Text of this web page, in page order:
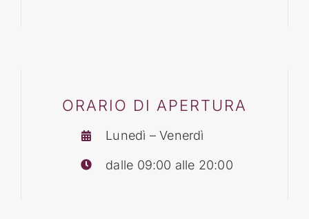
ORARIO DI APERTURA
Lunedì – Venerdì
dalle 09:00 alle 20:00